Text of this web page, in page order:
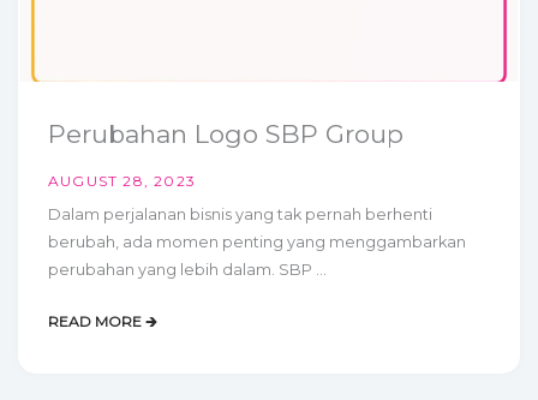
Perubahan Logo SBP Group
AUGUST 28, 2023
Dalam perjalanan bisnis yang tak pernah berhenti
berubah, ada momen penting yang menggambarkan
perubahan yang lebih dalam. SBP ...
READ MORE 🡲